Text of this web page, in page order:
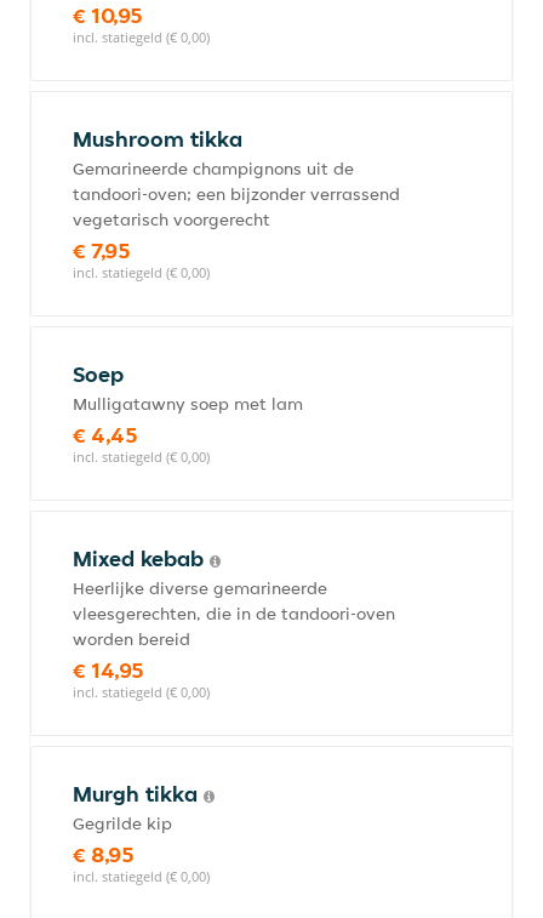
€ 10,95
incl. statiegeld (€ 0,00)
Mushroom tikka
Gemarineerde champignons uit de
tandoori-oven; een bijzonder verrassend
vegetarisch voorgerecht
€ 7,95
incl. statiegeld (€ 0,00)
Soep
Mulligatawny soep met lam
€ 4,45
incl. statiegeld (€ 0,00)
Mixed kebab
Heerlijke diverse gemarineerde
vleesgerechten, die in de tandoori-oven
worden bereid
€ 14,95
incl. statiegeld (€ 0,00)
Murgh tikka
Gegrilde kip
€ 8,95
incl. statiegeld (€ 0,00)